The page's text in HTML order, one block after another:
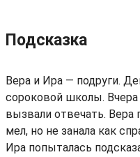
Подсказка
Вера и Ира — подруги.
сороковой школы.
вызвали отвечать. Вера
мел, но не занала как
Ира попыталась